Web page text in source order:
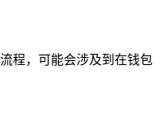
程，可能会涉及到在钱包